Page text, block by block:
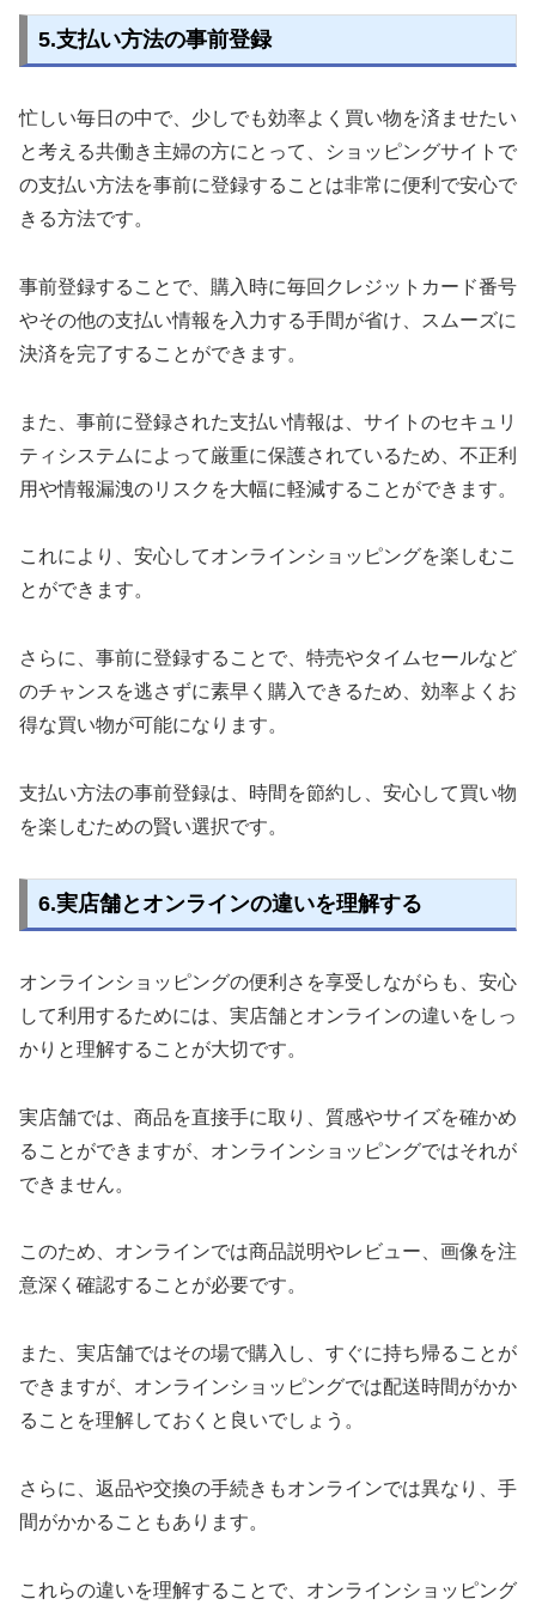
5.支払い方法の事前登録
忙しい毎日の中で、少しでも効率よく買い物を済ませたい
と考える共働き主婦の方にとって、ショッピングサイトで
の支払い方法を事前に登録することは非常に便利で安心で
きる方法です。
事前登録することで、購入時に毎回クレジットカード番号
やその他の支払い情報を入力する手間が省け、スムーズに
決済を完了することができます。
また、事前に登録された支払い情報は、サイトのセキュリ
ティシステムによって厳重に保護されているため、不正利
用や情報漏洩のリスクを大幅に軽減することができます。
これにより、安心してオンラインショッピングを楽しむこ
とができます。
さらに、事前に登録することで、特売やタイムセールなど
のチャンスを逃さずに素早く購入できるため、効率よくお
得な買い物が可能になります。
支払い方法の事前登録は、時間を節約し、安心して買い物
を楽しむための賢い選択です。
6.実店舗とオンラインの違いを理解する
オンラインショッピングの便利さを享受しながらも、安心
して利用するためには、実店舗とオンラインの違いをしっ
かりと理解することが大切です。
実店舗では、商品を直接手に取り、質感やサイズを確かめ
ることができますが、オンラインショッピングではそれが
できません。
このため、オンラインでは商品説明やレビュー、画像を注
意深く確認することが必要です。
また、実店舗ではその場で購入し、すぐに持ち帰ることが
できますが、オンラインショッピングでは配送時間がかか
ることを理解しておくと良いでしょう。
さらに、返品や交換の手続きもオンラインでは異なり、手
間がかかることもあります。
これらの違いを理解することで、オンラインショッピング